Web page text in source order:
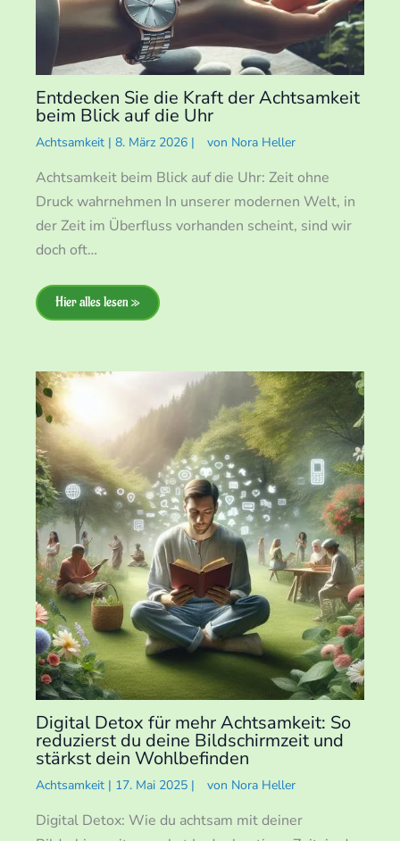
Entdecken Sie die Kraft der Achtsamkeit
beim Blick auf die Uhr
Achtsamkeit | 8. März 2026 | von Nora Heller
Achtsamkeit beim Blick auf die Uhr: Zeit ohne
Druck wahrnehmen In unserer modernen Welt, in
der Zeit im Überfluss vorhanden scheint, sind wir
doch oft…
Hier alles lesen »
Digital Detox für mehr Achtsamkeit: So
reduzierst du deine Bildschirmzeit und
stärkst dein Wohlbefinden
Achtsamkeit | 17. Mai 2025 | von Nora Heller
Digital Detox: Wie du achtsam mit deiner